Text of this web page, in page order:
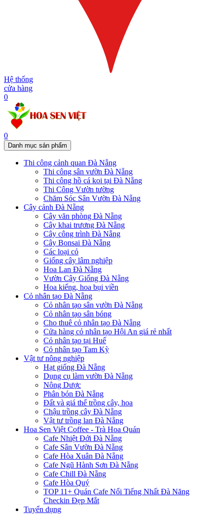
Hệ thống
cửa hàng
0
0
Danh mục sản phẩm
Thi công cảnh quan Đà Nẵng
Thi công sân vườn Đà Nẵng
Thi công hồ cá koi tại Đà Nẵng
Thi Công Vườn tường
Chăm Sóc Sân Vườn Đà Nẵng
Cây cảnh Đà Nẵng
Cây văn phòng Đà Nẵng
Cây khai trương Đà Nẵng
Cây công trình Đà Nẵng
Cây Bonsai Đà Nẵng
Các loại cỏ
Giống cây lâm nghiệp
Hoa Lan Đà Nẵng
Vườn Cây Giống Đà Nẵng
Hoa kiểng, hoa bụi viền
Cỏ nhân tạo Đà Nẵng
Cỏ nhân tạo sân vườn Đà Nẵng
Cỏ nhân tạo sân bóng
Cho thuê cỏ nhân tạo Đà Nẵng
Cửa hàng cỏ nhân tạo Hội An giá rẻ nhất
Cỏ nhân tạo tại Huế
Cỏ nhân tạo Tam Kỳ
Vật tư nông nghiệp
Hạt giống Đà Nẵng
Dụng cụ làm vườn Đà Nẵng
Nông Dược
Phân bón Đà Nẵng
Đất và giá thể trồng cây, hoa
Chậu trồng cây Đà Nẵng
Vật tư trồng lan Đà Nẵng
Hoa Sen Việt Coffee - Trà Hoa Quán
Cafe Nhiệt Đới Đà Nẵng
Cafe Sân Vườn Đà Nẵng
Cafe Hòa Xuân Đà Nẵng
Cafe Ngũ Hành Sơn Đà Nẵng
Cafe Chill Đà Nẵng
Cafe Hòa Quý
TOP 11+ Quán Cafe Nổi Tiếng Nhất Đà Năng
Checkin Đẹp Mắt
Tuyển dụng